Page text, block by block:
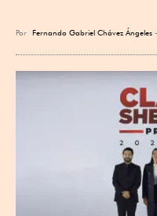
Por Fernando Gabriel Chávez Ángeles